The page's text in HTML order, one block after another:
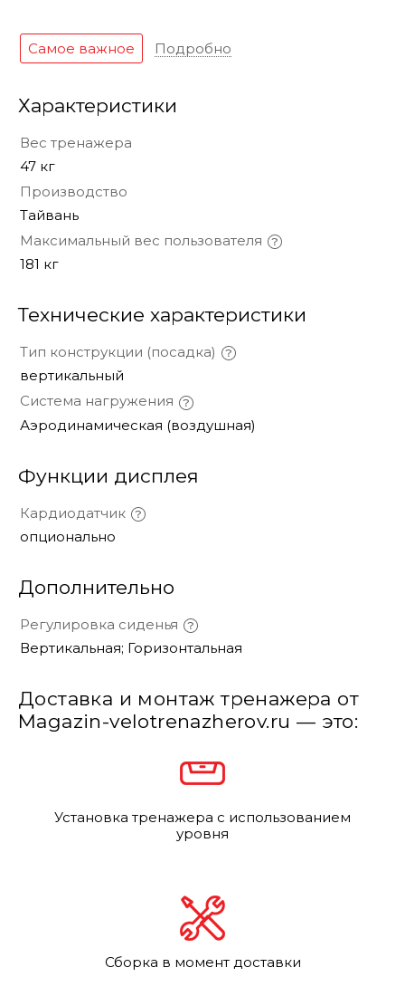
Самое важное Подробно
Характеристики
Вес тренажера
47 кг
Производство
Тайвань
Максимальный вес пользователя
181 кг
Технические характеристики
Тип конструкции (посадка)
вертикальный
Система нагружения
Аэродинамическая (воздушная)
Функции дисплея
Кардиодатчик
опционально
Дополнительно
Регулировка сиденья
Вертикальная; Горизонтальная
Доставка и монтаж тренажера от
Magazin-velotrenazherov.ru — это:
Установка тренажера с использованием
уровня
Сборка в момент доставки